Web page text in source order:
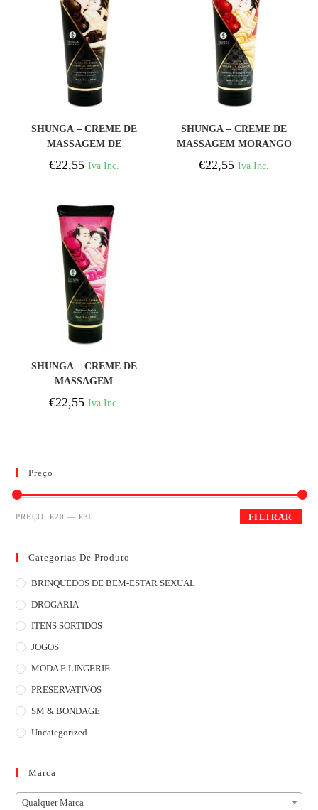
SHUNGA – CREME DE
MASSAGEM DE
CHOCOLATE 200 ML
€22,55 Iva Inc.
SHUNGA – CREME DE
MASSAGEM MORANGO
E CAVA 200 ML
€22,55 Iva Inc.
SHUNGA – CREME DE
MASSAGEM
FRAMBOESA 200 ML
€22,55 Iva Inc.
Preço
FILTRAR
PREÇO:€20 —€30
Categorias De Produto
BRINQUEDOS DE BEM-ESTAR SEXUAL
DROGARIA
ITENS SORTIDOS
JOGOS
MODA E LINGERIE
PRESERVATIVOS
SM & BONDAGE
Uncategorized
Marca
Qualquer Marca